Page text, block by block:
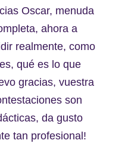
Oscar, menuda
ahora a
realmente, como
qué es lo que
gracias, vuestra
son
da gusto
tan profesional!